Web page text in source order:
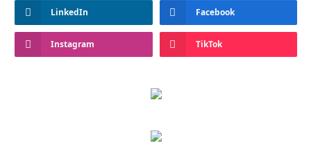
LinkedIn Facebook
Instagram TikTok